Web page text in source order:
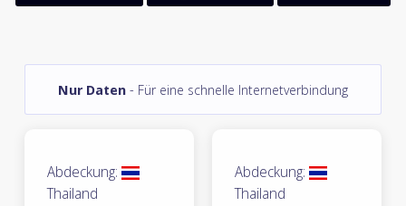
Nur Daten - Für eine schnelle Internetverbindung
Abdeckung:
Thailand
Abdeckung:
Thailand